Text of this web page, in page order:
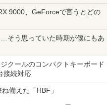
9000、GeForceで言うとどの
そう思っていた時期が僕にもあ
クールのコンパクトキーボード
接続対応
備えた「HBF」